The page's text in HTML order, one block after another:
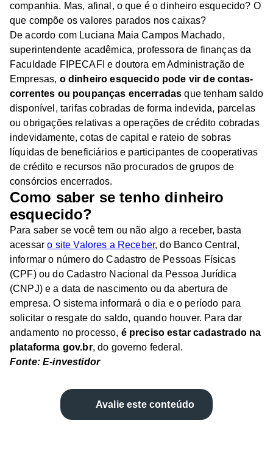
companhia. Mas, afinal, o que é o dinheiro esquecido? O
que compõe os valores parados nos caixas?
De acordo com Luciana Maia Campos Machado,
superintendente acadêmica, professora de finanças da
Faculdade FIPECAFI e doutora em Administração de
Empresas, o dinheiro esquecido pode vir de contas-
correntes ou poupanças encerradas que tenham saldo
disponível, tarifas cobradas de forma indevida, parcelas
ou obrigações relativas a operações de crédito cobradas
indevidamente, cotas de capital e rateio de sobras
líquidas de beneficiários e participantes de cooperativas
de crédito e recursos não procurados de grupos de
consórcios encerrados.
Como saber se tenho dinheiro
esquecido?
Para saber se você tem ou não algo a receber, basta
acessaro site Valores a Receber, do Banco Central,
informar o número do Cadastro de Pessoas Físicas
(CPF) ou do Cadastro Nacional da Pessoa Jurídica
(CNPJ) e a data de nascimento ou da abertura de
empresa. O sistema informará o dia e o período para
solicitar o resgate do saldo, quando houver. Para dar
andamento no processo, é preciso estar cadastrado na
plataforma gov.br, do governo federal.
Fonte: E-investidor
Avalie este conteúdo